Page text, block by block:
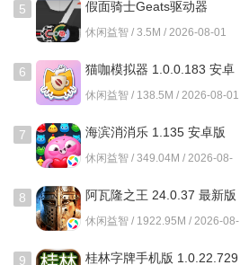
5
假面骑士Geats驱动器
1.0.0 安卓版
休闲益智 / 3.5M / 2026-08-01
6
猫咖模拟器 1.0.0.183 安卓
版
休闲益智 / 138.5M / 2026-08-01
7 海滨消消乐 1.135 安卓版
休闲益智 / 349.04M / 2026-08-
8 阿瓦隆之王 24.0.37 最新版
休闲益智 / 1922.95M / 2026-08-
9 桂林字牌手机版 1.0.22.729